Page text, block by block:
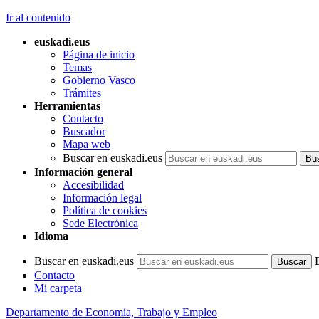
Ir al contenido
euskadi.eus
Página de inicio
Temas
Gobierno Vasco
Trámites
Herramientas
Contacto
Buscador
Mapa web
Buscar en euskadi.eus
Información general
Accesibilidad
Información legal
Política de cookies
Sede Electrónica
Idioma
Buscar en euskadi.eus
Contacto
Mi carpeta
Departamento de Economía, Trabajo y Empleo